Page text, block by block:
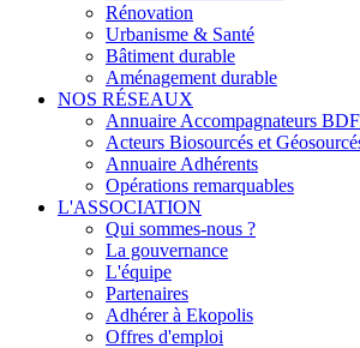
Rénovation
Urbanisme & Santé
Bâtiment durable
Aménagement durable
NOS RÉSEAUX
Annuaire Accompagnateurs
Acteurs Biosourcés et
Annuaire Adhérents
Opérations remarquables
L'ASSOCIATION
Qui sommes-nous ?
La gouvernance
L'équipe
Partenaires
Adhérer à Ekopolis
Offres d'emploi